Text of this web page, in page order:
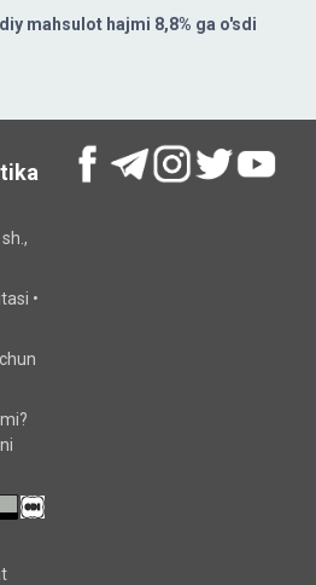
mahsulot hajmi 8,8% ga o'sdi
•